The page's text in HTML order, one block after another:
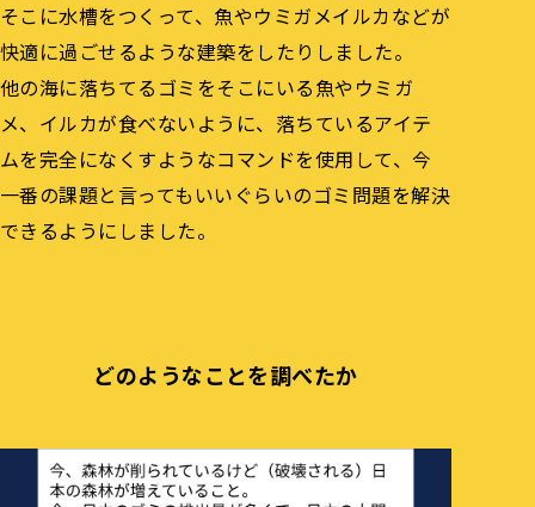
そこに水槽をつくって、魚やウミガメイルカなどが
快適に過ごせるような建築をしたりしました。
他の海に落ちてるゴミをそこにいる魚やウミガ
メ、イルカが食べないように、落ちているアイテ
ムを完全になくすようなコマンドを使用して、今
一番の課題と言ってもいいぐらいのゴミ問題を解決
できるようにしました。
どのようなことを調べたか